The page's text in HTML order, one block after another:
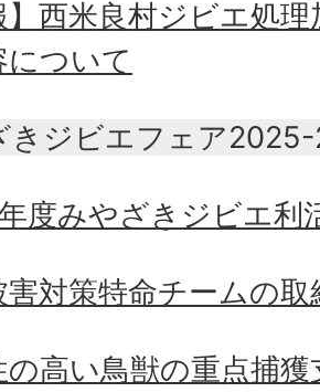
】西米良村ジビエ処
について
きジビエフェア
度みやざきジビエ利
害対策特命チームの
の高い鳥獣の重点捕獲